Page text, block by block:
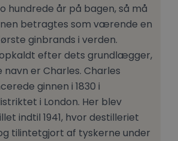
hundrede år på bagen, så må
betragtes som værende en
ginbrands i verden.
efter dets grundlægger,
navn er Charles. Charles
ginnen i 1830 i
i London. Her blev
indtil 1941, hvor destilleriet
tilintetgjort af tyskerne under